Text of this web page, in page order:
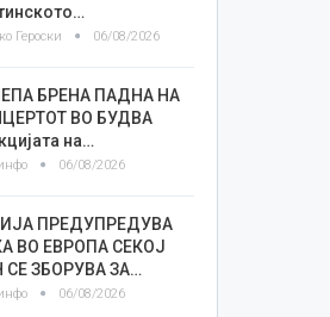
Героски 06/08/2026
БРЕНА ПАДНА НА
ВО БУДВА
на…
06/08/2026
ПРЕДУПРЕДУВА
ВО ЕВРОПА СЕКОЈ
СЕ ЗБОРУВА ЗА…
06/08/2026